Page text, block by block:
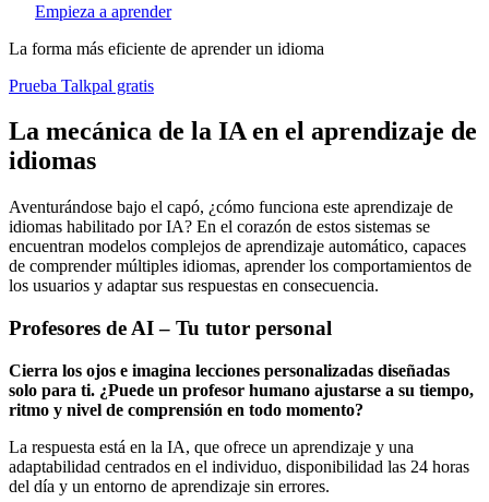
Empieza a aprender
La forma más eficiente de aprender un idioma
Prueba Talkpal gratis
La mecánica de la IA en el aprendizaje de
idiomas
Aventurándose bajo el capó, ¿cómo funciona este aprendizaje de
idiomas habilitado por IA? En el corazón de estos sistemas se
encuentran modelos complejos de aprendizaje automático, capaces
de comprender múltiples idiomas, aprender los comportamientos de
los usuarios y adaptar sus respuestas en consecuencia.
Profesores de AI – Tu tutor personal
Cierra los ojos e imagina lecciones personalizadas diseñadas
solo para ti. ¿Puede un profesor humano ajustarse a su tiempo,
ritmo y nivel de comprensión en todo momento?
La respuesta está en la IA, que ofrece un aprendizaje y una
adaptabilidad centrados en el individuo, disponibilidad las 24 horas
del día y un entorno de aprendizaje sin errores.